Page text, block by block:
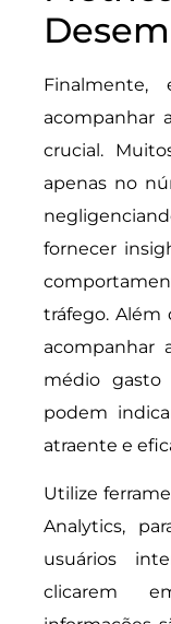
acompanhar
crucial.
apenas no
fornecer
tráfego. Além
médio gasto
podem
atraente e
Utilize
Analytics,
usuários
clicarem